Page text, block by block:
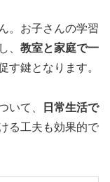
。お子さんの学習
、 教室と家庭で一
す鍵となります。
いて、
日常生活で
る工夫も効果的で